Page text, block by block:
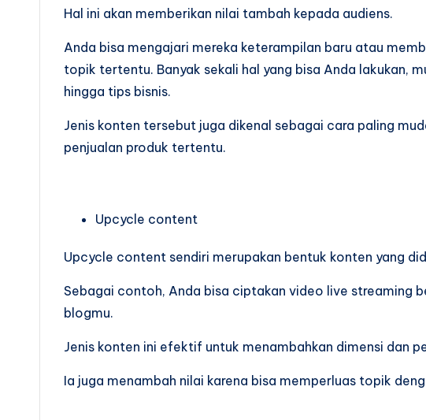
Hal ini akan memberikan nilai tambah kepada audiens.
Anda bisa mengajari mereka keterampilan baru atau
topik tertentu. Banyak sekali hal yang bisa Anda lakukan,
hingga tips bisnis.
Jenis konten tersebut juga dikenal sebagai cara paling
penjualan produk tertentu.
Upcycle content
Upcycle content sendiri merupakan bentuk konten yang
Sebagai contoh, Anda bisa ciptakan video live streaming
blogmu.
Jenis konten ini efektif untuk menambahkan dimensi dan
Ia juga menambah nilai karena bisa memperluas topik